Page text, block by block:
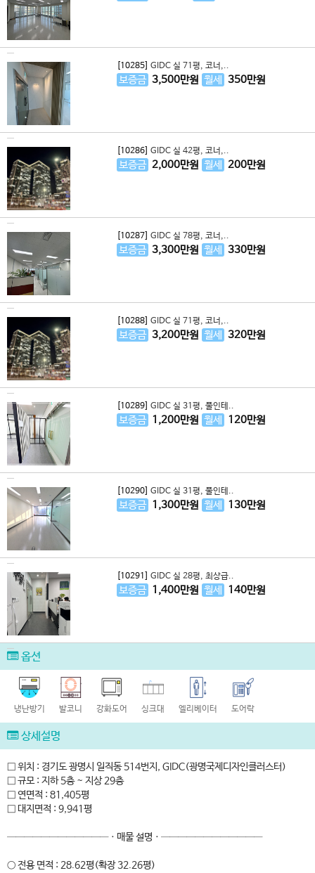
[10285] GIDC 실 71평, 코너,..
보증금 3,500만원 월세 350만원
[10286] GIDC 실 42평, 코너,..
보증금 2,000만원 월세 200만원
[10287] GIDC 실 78평, 코너,..
보증금 3,300만원 월세 330만원
[10288] GIDC 실 71평, 코너,..
보증금 3,200만원 월세 320만원
[10289] GIDC 실 31평, 풀인테..
보증금 1,200만원 월세 120만원
[10290] GIDC 실 31평, 풀인테..
보증금 1,300만원 월세 130만원
[10291] GIDC 실 28평, 최상급..
보증금 1,400만원 월세 140만원
옵션
냉난방기 발코니 강화도어 싱크대 엘리베이터 도어락
상세설명
□ 위치 : 경기도 광명시 일직동 514번지, GIDC(광명국제디자인클러스터)
□ 규모 : 지하 5층 ~ 지상 29층
□ 연면적 : 81,405평
□ 대지면적 : 9,941평
────────────ㆍ매물 설명ㆍ────────────
○ 전용 면적 : 28.62평(확장 32.26평)